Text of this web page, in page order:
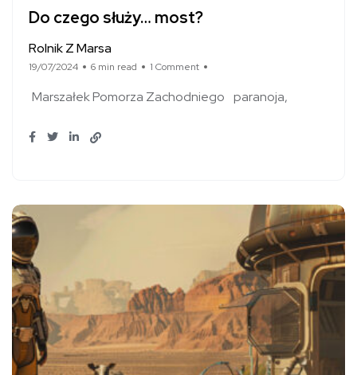
Do czego służy… most?
Rolnik Z Marsa
19/07/2024 6 min read 1 Comment
Marszałek Pomorza Zachodniego paranoja